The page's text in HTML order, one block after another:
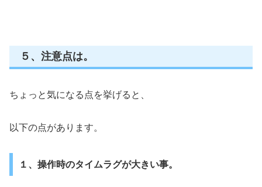
５、注意点は。
ちょっと気になる点を挙げると、
以下の点があります。
１、操作時のタイムラグが大きい事。